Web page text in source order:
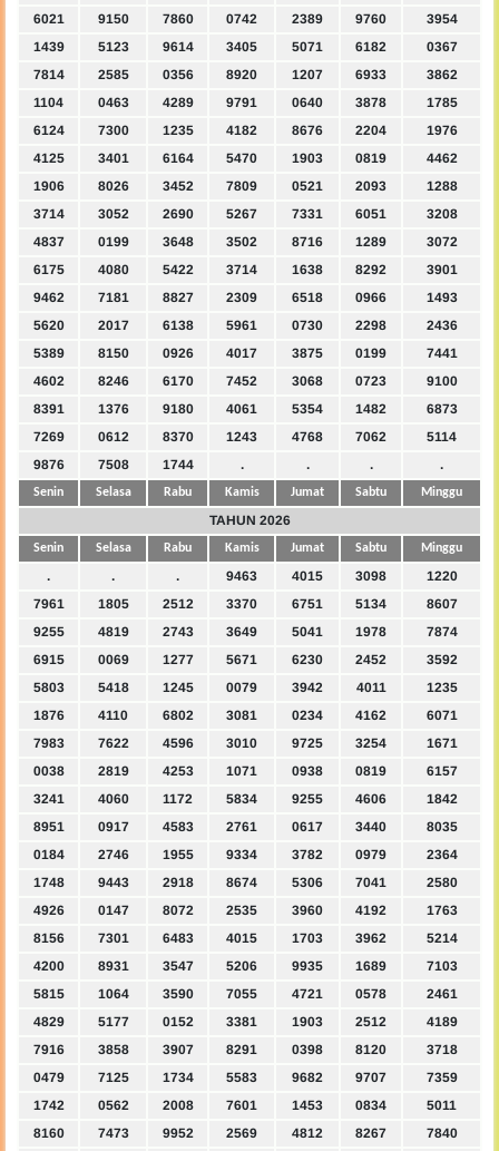
6021
9150 7860 0742 2389 9760
3954
1439
5123 9614 3405 5071 6182
0367
7814
2585 0356 8920 1207 6933
3862
1104
0463 4289 9791 0640 3878
1785
6124
7300 1235 4182 8676 2204
1976
4125
3401 6164 5470 1903 0819
4462
1906
8026 3452 7809 0521 2093
1288
3714
3052 2690 5267 7331 6051
3208
4837
0199 3648 3502 8716 1289
3072
6175
4080 5422 3714 1638 8292
3901
9462
7181 8827 2309 6518 0966
1493
5620
2017 6138 5961 0730 2298
2436
5389
8150 0926 4017 3875 0199
7441
4602
8246 6170 7452 3068 0723
9100
8391
1376 9180 4061 5354 1482
6873
7269
0612 8370 1243 4768 7062
5114
9876
7508 1744 . . . .
Senin Selasa Rabu Kamis Jumat Sabtu Minggu
TAHUN 2026
Senin Selasa Rabu Kamis Jumat Sabtu Minggu
. . . 9463 4015 3098
1220
7961
1805 2512 3370 6751 5134
8607
9255
4819 2743 3649 5041 1978
7874
6915
0069 1277 5671 6230 2452
3592
5803
5418 1245 0079 3942 4011
1235
1876
4110 6802 3081 0234 4162
6071
7983
7622 4596 3010 9725 3254
1671
0038
2819 4253 1071 0938 0819
6157
3241
4060 1172 5834 9255 4606
1842
8951
0917 4583 2761 0617 3440
8035
0184
2746 1955 9334 3782 0979
2364
1748
9443 2918 8674 5306 7041
2580
4926
0147 8072 2535 3960 4192
1763
8156
7301 6483 4015 1703 3962
5214
4200
8931 3547 5206 9935 1689
7103
5815
1064 3590 7055 4721 0578
2461
4829
5177 0152 3381 1903 2512
4189
7916
3858 3907 8291 0398 8120
3718
0479
7125 1734 5583 9682 9707
7359
1742
0562 2008 7601 1453 0834
5011
8160
7473 9952 2569 4812 8267
7840